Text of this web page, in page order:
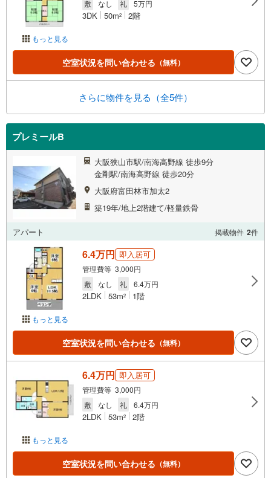
もっと見る
敷
なし 礼 5万円
3DK 50m2 2階
空室状況を問い合わせる （無料）
さらに物件を見る（全5件）
プレミールB
大阪狭山市駅/南海高野線 徒歩9分
金剛駅/南海高野線 徒歩20分
大阪府富田林市加太2
築19年/地上2階建て/軽量鉄骨
アパート 掲載物件 2件
もっと見る
6.4万円 即入居可
管理費等 3,000円
敷
なし 礼 6.4万円
2LDK 53m2 1階
空室状況を問い合わせる （無料）
もっと見る
6.4万円 即入居可
管理費等 3,000円
敷
なし 礼 6.4万円
2LDK 53m2 2階
空室状況を問い合わせる （無料）